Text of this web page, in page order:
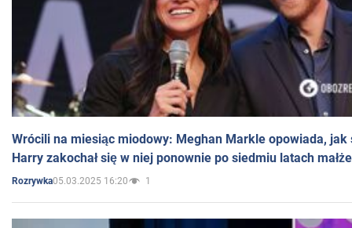
Wrócili na miesiąc miodowy: Meghan Markle opowiada, jak
Harry zakochał się w niej ponownie po siedmiu latach
Rozrywka05.03.2025 16:20 1